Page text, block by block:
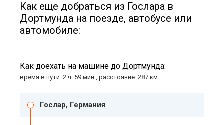
Как еще добраться из Гослара в
Дортмунда на поезде, автобусе или
автомобиле:
Как доехать на машине до Дортмунда:
время в пути: 2 ч. 59 мин., расстояние: 287 км
Гослар, Германия